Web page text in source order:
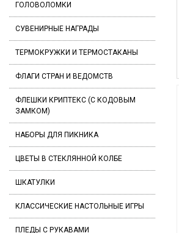
ГОЛОВОЛОМКИ
СУВЕНИРНЫЕ НАГРАДЫ
ТЕРМОКРУЖКИ И ТЕРМОСТАКАНЫ
ФЛАГИ СТРАН И ВЕДОМСТВ
ФЛЕШКИ КРИПТЕКС (С КОДОВЫМ
ЗАМКОМ)
НАБОРЫ ДЛЯ ПИКНИКА
ЦВЕТЫ В СТЕКЛЯННОЙ КОЛБЕ
ШКАТУЛКИ
КЛАССИЧЕСКИЕ НАСТОЛЬНЫЕ ИГРЫ
ПЛЕДЫ С РУКАВАМИ